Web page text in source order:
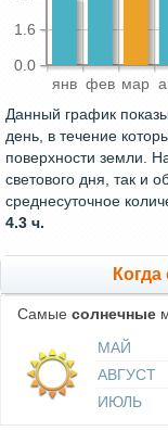
янв фев мар
0.0
1.6
Данный график
день, в течение
поверхности земли.
светового дня, так и
среднесуточное
4.3 ч.
Самые солнечные
МАЙ
АВГУСТ
ИЮЛЬ